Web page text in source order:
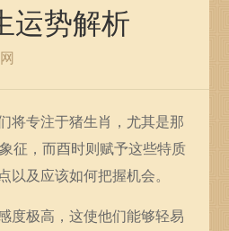
运势解析
将专注于猪生肖，尤其是那
征，而酉时则赋予这些特质
及应该如何把握机会。
度极高，这使他们能够轻易